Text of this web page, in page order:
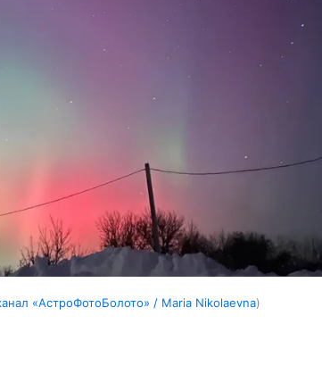
«АстроФотоБолото» / Maria Nikolaevna